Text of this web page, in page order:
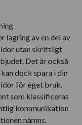
lagring av en del av
utan skriftligt
Det är också
dock spara i din
för eget bruk.
som klassificeras
kommunikation
nämns.